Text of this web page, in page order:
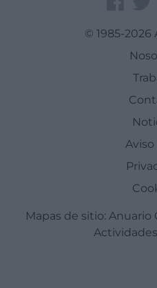
© 1985-2026
Mapas de sitio: Anuario
Actividades